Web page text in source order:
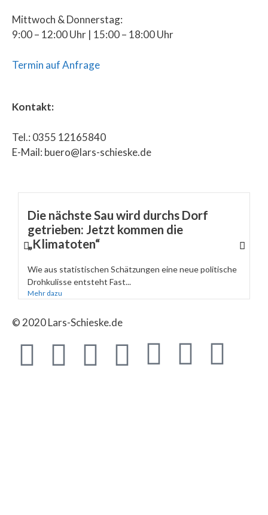
Mittwoch & Donnerstag:
9:00 – 12:00 Uhr | 15:00 – 18:00 Uhr
Termin auf Anfrage
Kontakt:
Tel.: 0355 12165840
E-Mail: buero@lars-schieske.de
Die nächste Sau wird durchs Dorf
getrieben: Jetzt kommen die
„Klimatoten“
Wie aus statistischen Schätzungen eine neue politische
Drohkulisse entsteht Fast...
Mehr dazu
© 2020 Lars-Schieske.de